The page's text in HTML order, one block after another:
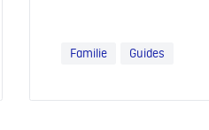
Familie Guides